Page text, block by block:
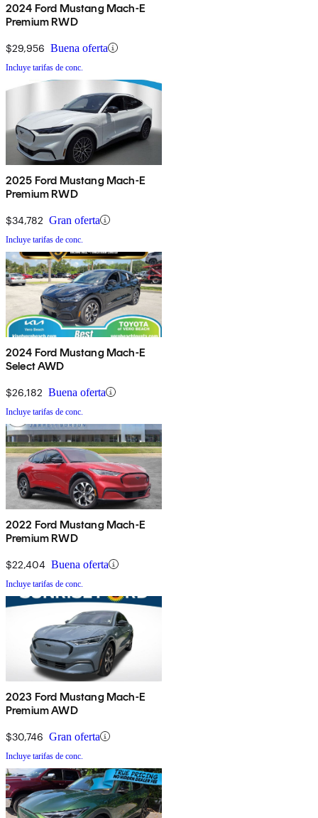
2024 Ford Mustang Mach-E
Premium RWD
$29,956 Buena oferta
Incluye tarifas de conc.
2025 Ford Mustang Mach-E
Premium RWD
$34,782 Gran oferta
Incluye tarifas de conc.
2024 Ford Mustang Mach-E
Select AWD
$26,182 Buena oferta
Incluye tarifas de conc.
2022 Ford Mustang Mach-E
Premium RWD
$22,404 Buena oferta
Incluye tarifas de conc.
2023 Ford Mustang Mach-E
Premium AWD
$30,746 Gran oferta
Incluye tarifas de conc.